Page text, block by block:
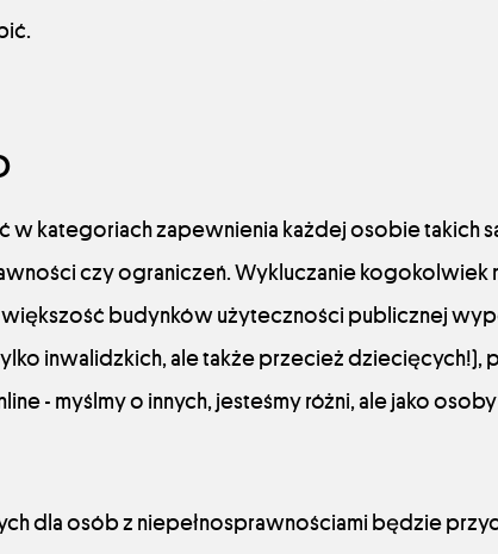
w kategoriach zapewnienia każdej osobie takich
czy ograniczeń. Wykluczanie kogokolwiek
budynków użyteczności publicznej
inwalidzkich, ale także przecież dziecięcych!),
- myślmy o innych, jesteśmy różni, ale jako
dla osób z niepełnosprawnościami będzie